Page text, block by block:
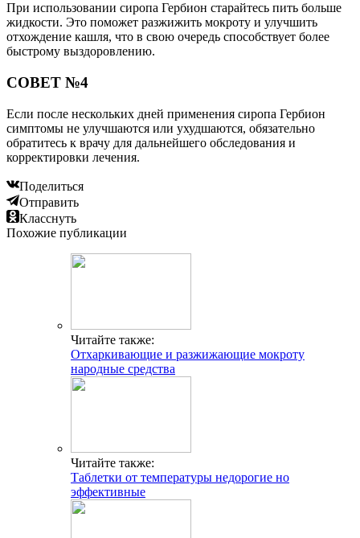
При использовании сиропа Гербион старайтесь пить больше
жидкости. Это поможет разжижить мокроту и улучшить
отхождение кашля, что в свою очередь способствует более
быстрому выздоровлению.
СОВЕТ №4
Если после нескольких дней применения сиропа Гербион
симптомы не улучшаются или ухудшаются, обязательно
обратитесь к врачу для дальнейшего обследования и
корректировки лечения.
Поделиться
Отправить
Класснуть
Похожие публикации
Читайте также:
Отхаркивающие и разжижающие мокроту
народные средства
Читайте также:
Таблетки от температуры недорогие но
эффективные